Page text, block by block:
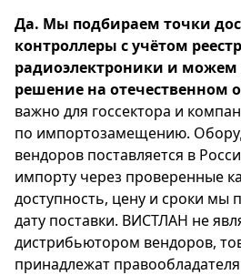
Да. Мы подбираем точки
контроллеры с учётом
радиоэлектроники и
решение на отечественном
важно для госсектора и
по импортозамещению.
вендоров поставляется в
импорту через проверенные
доступность, цену и сроки мы
дату поставки. ВИСТЛАН не
дистрибьютором вендоров,
принадлежат